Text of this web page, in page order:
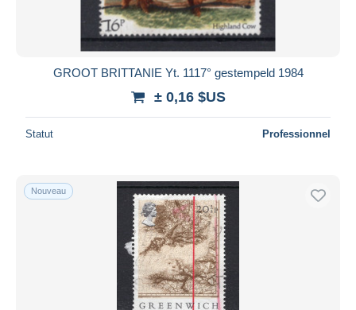
GROOT BRITTANIE Yt. 1117° gestempeld 1984
± 0,16 $US
Statut Professionnel
Nouveau